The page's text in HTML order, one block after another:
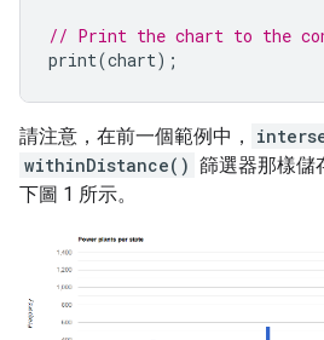
// Print the chart to the
print(chart);
請注意，在前一個範例中，
withinDistance() 篩選器那樣儲
下圖 1 所示。